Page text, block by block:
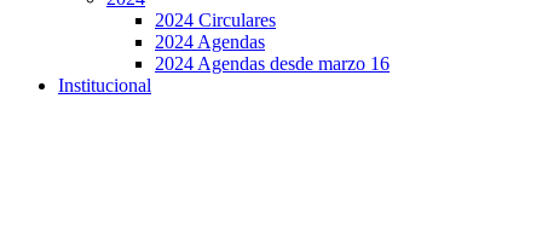
2024 Circulares
2024 Agendas
2024 Agendas desde marzo 16
Institucional